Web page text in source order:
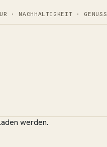
· NACHHALTIGKEIT · GENUSS
werden.